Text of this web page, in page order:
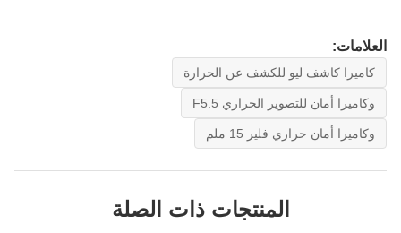
العلامات:
كاميرا كاشف ليو للكشف عن الحرارة
وكاميرا أمان للتصوير الحراري F5.5
وكاميرا أمان حراري فلير 15 ملم
المنتجات ذات الصلة